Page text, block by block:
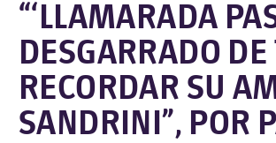
“‘LLAMARADA
DESGARRADO
RECORDAR SU
SANDRINI”, POR